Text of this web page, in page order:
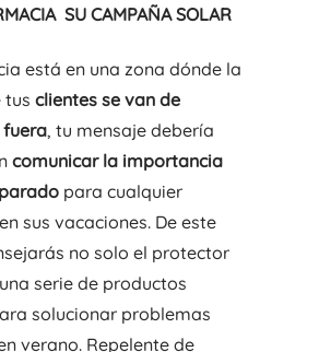
SU CAMPAÑA SOLAR
está en una zona dónde la
tus clientes se van de
, tu mensaje debería
comunicar la importancia
para cualquier
sus vacaciones. De este
no solo el protector
serie de productos
solucionar problemas
verano. Repelente de